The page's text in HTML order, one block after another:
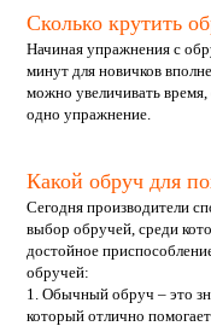
Сколько крутить
Начиная упражнения с
минут для новичков
можно увеличивать
одно упражнение.
Какой обруч для
Сегодня производители
выбор обручей, среди
достойное
обручей:
1. Обычный обруч – это
который отлично